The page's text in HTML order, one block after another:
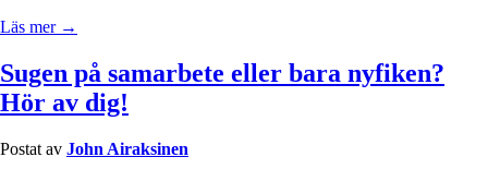
Läs mer →
Sugen på samarbete eller bara nyfiken?
Hör av dig!
Postat av John Airaksinen